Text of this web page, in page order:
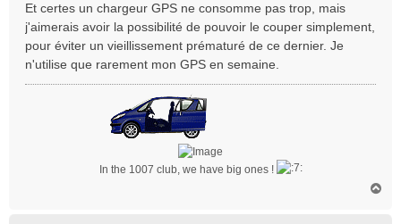
Et certes un chargeur GPS ne consomme pas trop, mais
j'aimerais avoir la possibilité de pouvoir le couper simplement,
pour éviter un vieillissement prématuré de ce dernier. Je
n'utilise que rarement mon GPS en semaine.
In the 1007 club, we have big ones !